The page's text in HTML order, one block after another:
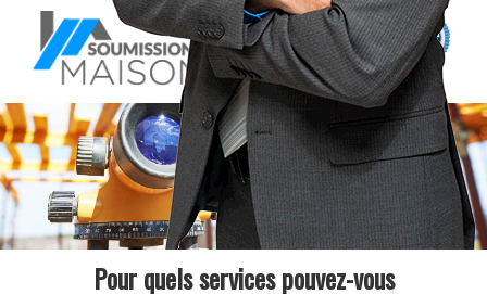
Pour quels services pouvez-vous